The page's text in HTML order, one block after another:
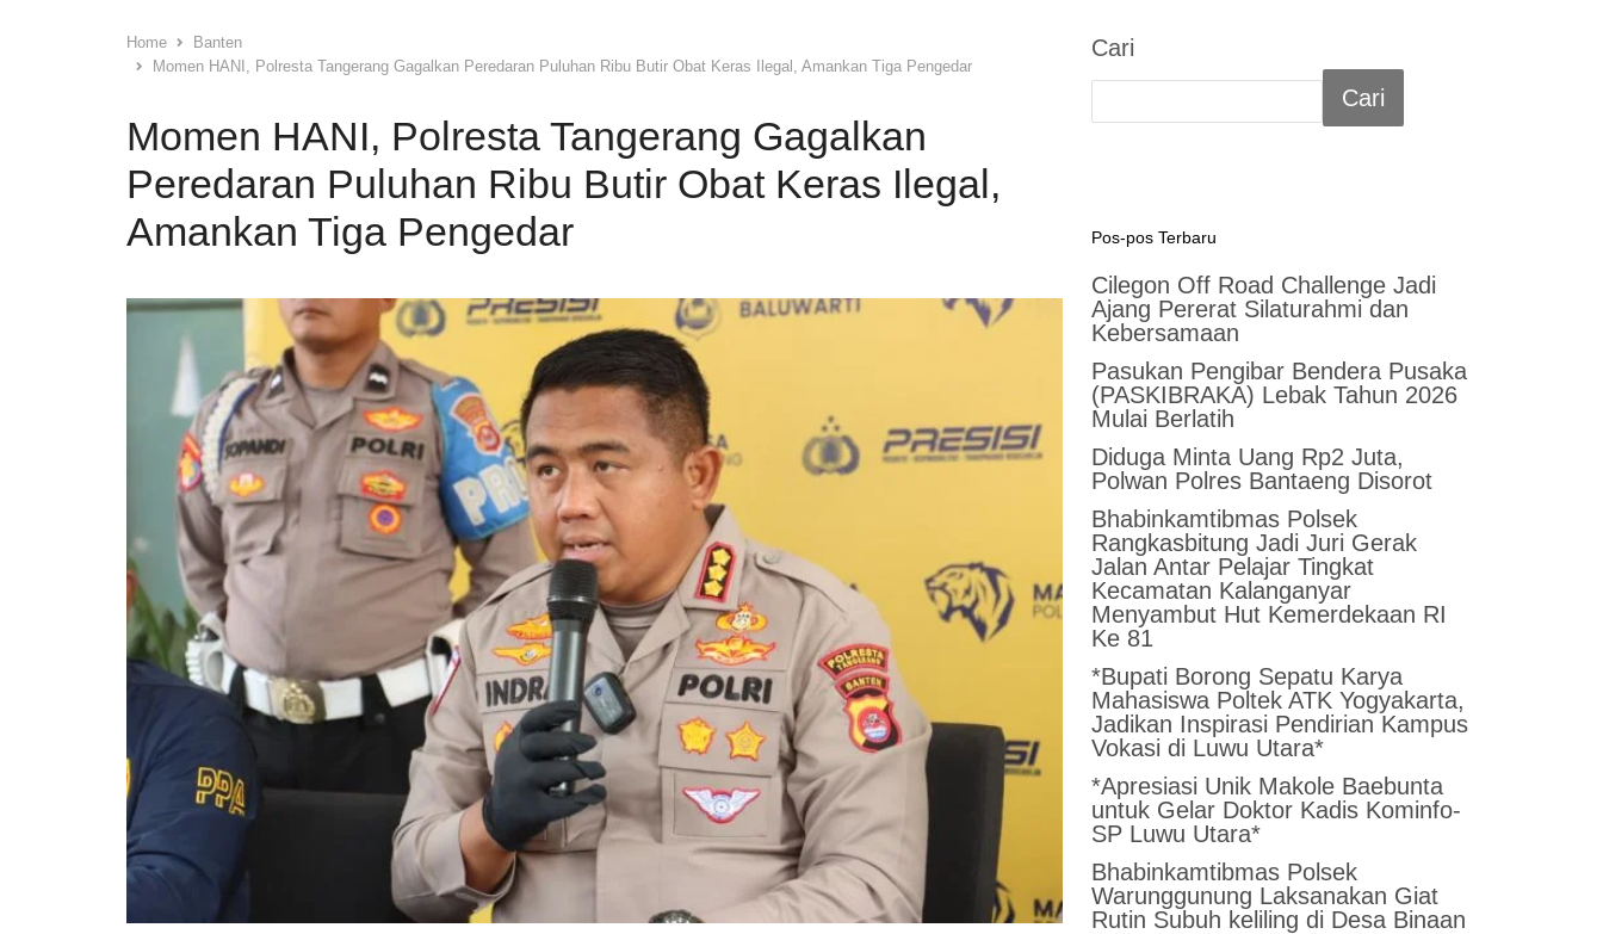
Home
Banten
Momen HANI, Polresta Tangerang Gagalkan Peredaran Puluhan Ribu Butir Obat Keras Ilegal, Amankan Tiga Pengedar
Momen HANI, Polresta Tangerang Gagalkan
Peredaran Puluhan Ribu Butir Obat Keras Ilegal,
Amankan Tiga Pengedar
Cari
Cari
Pos-pos Terbaru
Cilegon Off Road Challenge Jadi
Ajang Pererat Silaturahmi dan
Kebersamaan
Pasukan Pengibar Bendera Pusaka
(PASKIBRAKA) Lebak Tahun 2026
Mulai Berlatih
Diduga Minta Uang Rp2 Juta,
Polwan Polres Bantaeng Disorot
Bhabinkamtibmas Polsek
Rangkasbitung Jadi Juri Gerak
Jalan Antar Pelajar Tingkat
Kecamatan Kalanganyar
Menyambut Hut Kemerdekaan RI
Ke 81
*Bupati Borong Sepatu Karya
Mahasiswa Poltek ATK Yogyakarta,
Jadikan Inspirasi Pendirian Kampus
Vokasi di Luwu Utara*
*Apresiasi Unik Makole Baebunta
untuk Gelar Doktor Kadis Kominfo-
SP Luwu Utara*
Bhabinkamtibmas Polsek
Warunggunung Laksanakan Giat
Rutin Subuh keliling di Desa Binaan